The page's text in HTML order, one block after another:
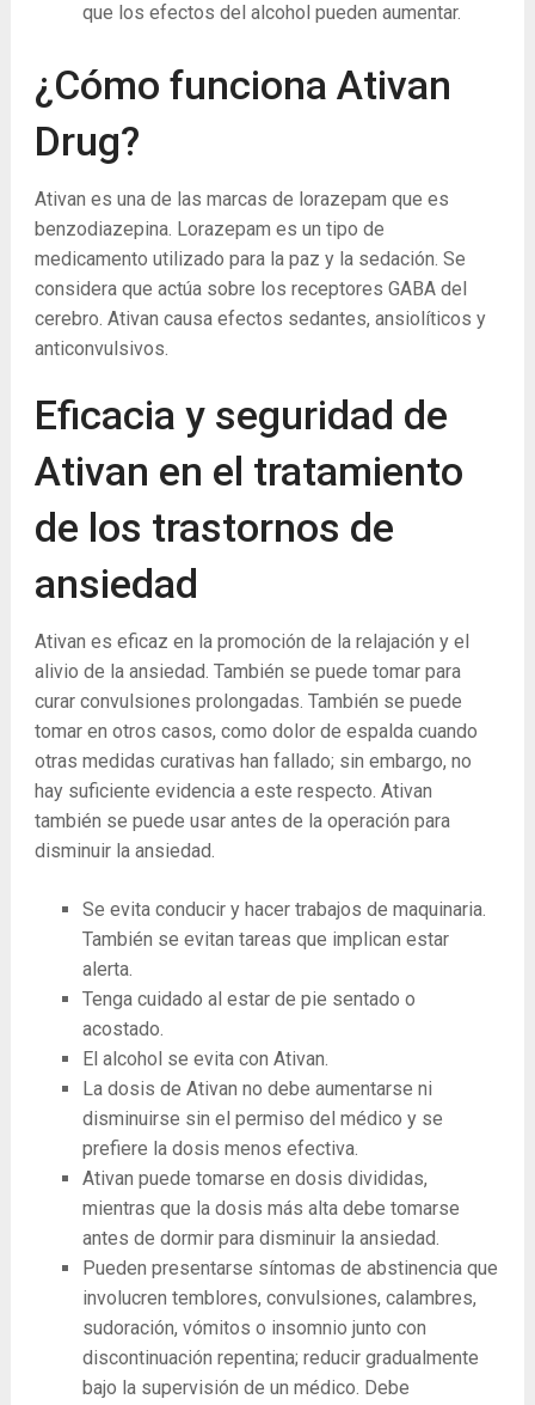
que los efectos del alcohol pueden aumentar.
¿Cómo funciona Ativan
Drug?
Ativan es una de las marcas de lorazepam que es
benzodiazepina. Lorazepam es un tipo de
medicamento utilizado para la paz y la sedación. Se
considera que actúa sobre los receptores GABA del
cerebro. Ativan causa efectos sedantes, ansiolíticos y
anticonvulsivos.
Eficacia y seguridad de
Ativan en el tratamiento
de los trastornos de
ansiedad
Ativan es eficaz en la promoción de la relajación y el
alivio de la ansiedad. También se puede tomar para
curar convulsiones prolongadas. También se puede
tomar en otros casos, como dolor de espalda cuando
otras medidas curativas han fallado; sin embargo, no
hay suficiente evidencia a este respecto. Ativan
también se puede usar antes de la operación para
disminuir la ansiedad.
Se evita conducir y hacer trabajos de maquinaria.
También se evitan tareas que implican estar
alerta.
Tenga cuidado al estar de pie sentado o
acostado.
El alcohol se evita con Ativan.
La dosis de Ativan no debe aumentarse ni
disminuirse sin el permiso del médico y se
prefiere la dosis menos efectiva.
Ativan puede tomarse en dosis divididas,
mientras que la dosis más alta debe tomarse
antes de dormir para disminuir la ansiedad.
Pueden presentarse síntomas de abstinencia que
involucren temblores, convulsiones, calambres,
sudoración, vómitos o insomnio junto con
discontinuación repentina; reducir gradualmente
bajo la supervisión de un médico. Debe